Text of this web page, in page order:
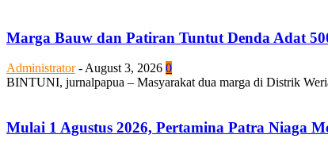
Marga Bauw dan Patiran Tuntut Denda Adat
Administrator -August 3, 2026 0
BINTUNI, jurnalpapua – Masyarakat dua marga di Distrik
Mulai 1 Agustus 2026, Pertamina Patra Niaga